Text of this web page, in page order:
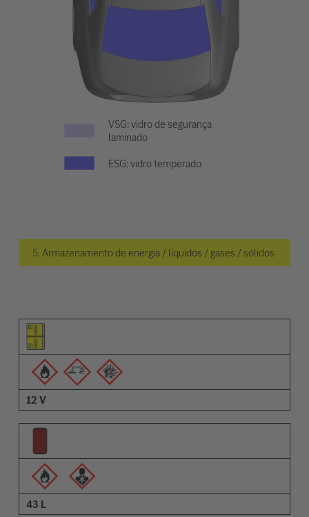
VSG: vidro de segurança
laminado
ESG: vidro temperado
5. Armazenamento de energia / líquidos / gases / sólidos
Pictograma do elemento
Pictogramas de advertências
Descrição
12 V
43 L